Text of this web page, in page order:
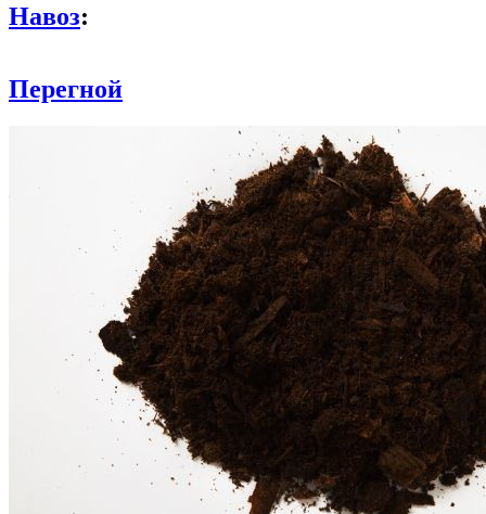
Навоз:
Перегной